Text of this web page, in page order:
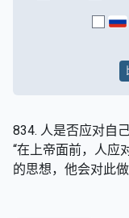
834. 人是否应对自
“在上帝面前，人应
的思想，他会对此